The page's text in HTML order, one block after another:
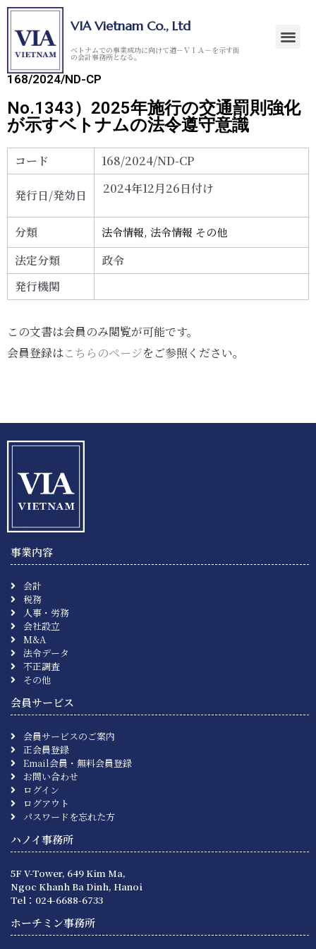
VIA Vietnam Co., Ltd
ベトナムでの事業成功に向けて道－ＶＩＡ－を示す街
の会計事務所となる。
168/2024/ND-CP
No.1343）2025年施行の交通罰則強化
が示すベトナムの法令遵守意識
コード 168/2024/ND-CP
発行日/発効日 2024年12月26日付け
分類 法令情報,法令情報 その他
法定分類
政令
発行機関
この文書は会員のみ閲覧が可能です。
会員登録はこちらのページをご参照ください。
事業内容
会計
税務
人事・労務
会社設立
M&A
法令データ
不正調査
その他
会員サービス
会員サービスのご案内
正会員登録
Email会員・無料会員登録
お問い合わせ
ログイン
ログアウト
パスワードを忘れた方
ハノイ事務所
5F V-Tower, 649 Kim Ma,
Ngoc Khanh Ba Dinh, Hanoi
Tel：024-6688-6733
ホーチミン事務所